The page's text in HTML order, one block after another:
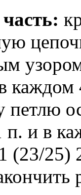
петлю
п. и в
(23/25)